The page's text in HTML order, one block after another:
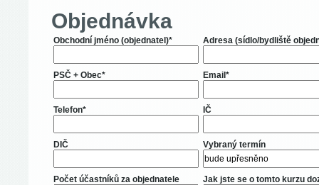
Objednávka
Obchodní jméno (objednatel)* Adresa (sídlo/bydliště
PSČ + Obec* Email*
Telefon* IČ
DIČ Vybraný termín
Počet účastníků za objednatele Jak jste se o tomto kurzu